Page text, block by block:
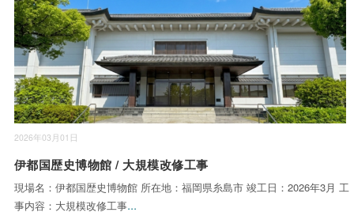
2026年03月01日
伊都国歴史博物館 / 大規模改修工事
現場名：伊都国歴史博物館 所在地：福岡県糸島市 竣工日：2026年3月 工
事内容：大規模改修工事...